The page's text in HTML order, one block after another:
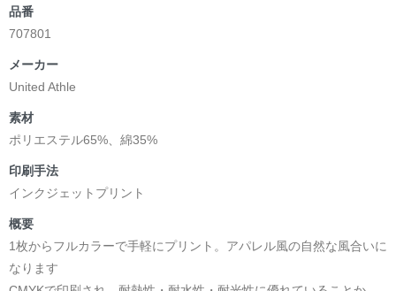
品番
707801
メーカー
United Athle
素材
ポリエステル65%、綿35%
印刷手法
インクジェットプリント
概要
1枚からフルカラーで手軽にプリント。アパレル風の自然な風合いに
なります